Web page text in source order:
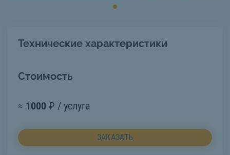
Технические характеристики
Стоимость
≈ 1000 ₽ / услуга
ЗАКАЗАТЬ